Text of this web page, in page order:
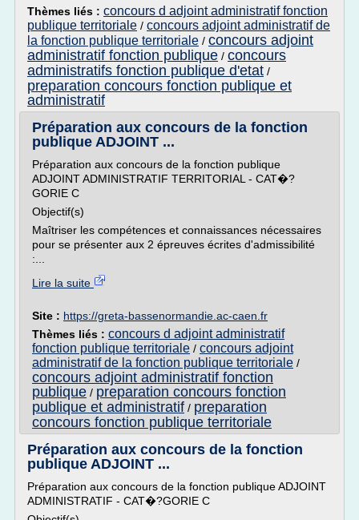
Thèmes liés : concours d adjoint administratif fonction
publique territoriale / concours adjoint administratif de
la fonction publique territoriale / concours adjoint
administratif fonction publique / concours
administratifs fonction publique d'etat /
preparation concours fonction publique et
administratif
Préparation aux concours de la fonction
publique ADJOINT ...
Préparation aux concours de la fonction publique
ADJOINT ADMINISTRATIF TERRITORIAL - CAT�?
GORIE C
Objectif(s)
Maîtriser les compétences et connaissances nécessaires
pour se présenter aux 2 épreuves écrites d'admissibilité
:...
Lire la suite
Site : https://greta-bassenormandie.ac-caen.fr
Thèmes liés : concours d adjoint administratif
fonction publique territoriale / concours adjoint
administratif de la fonction publique territoriale /
concours adjoint administratif fonction
publique / preparation concours fonction
publique et administratif / preparation
concours fonction publique territoriale
Préparation aux concours de la fonction
publique ADJOINT ...
Préparation aux concours de la fonction publique ADJOINT
ADMINISTRATIF - CAT�?GORIE C